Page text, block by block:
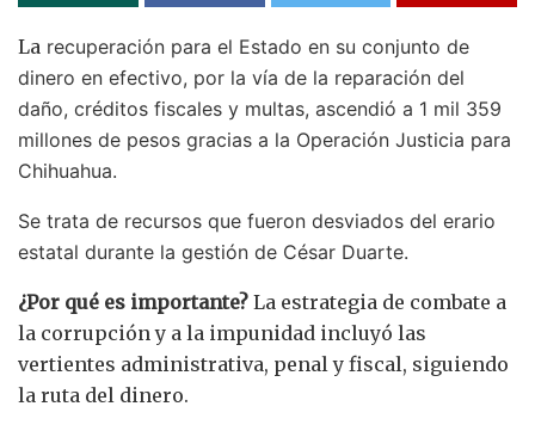
La recuperación para el Estado en su conjunto de
dinero en efectivo, por la vía de la reparación del
daño, créditos fiscales y multas, ascendió a 1 mil 359
millones de pesos gracias a la Operación Justicia para
Chihuahua.
Se trata de recursos que fueron desviados del erario
estatal durante la gestión de César Duarte.
¿Por qué es importante? La estrategia de combate a
la corrupción y a la impunidad incluyó las
vertientes administrativa, penal y fiscal, siguiendo
la ruta del dinero.